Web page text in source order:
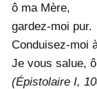
ô ma Mère,
gardez-moi pur.
Conduisez-moi
Je vous salue,
(Épistolaire I,